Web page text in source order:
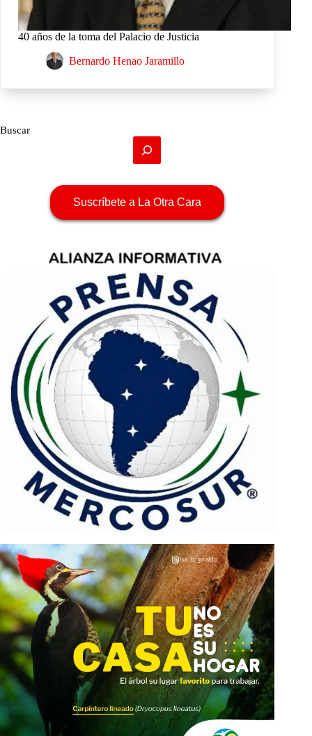
40 años de la toma del Palacio de Justicia
Bernardo Henao Jaramillo
Buscar
Suscríbete a La Otra Cara